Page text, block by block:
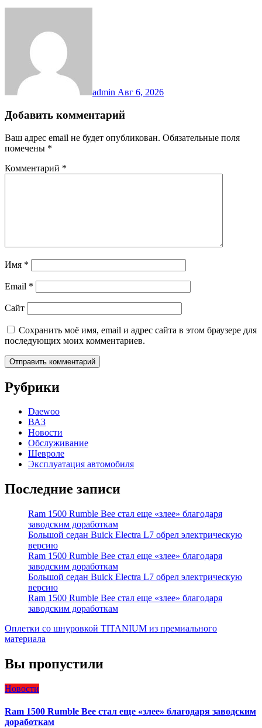
admin Авг 6, 2026
Добавить комментарий
Ваш адрес email не будет опубликован. Обязательные поля
помечены *
Комментарий *
Имя *
Email *
Сайт
Сохранить моё имя, email и адрес сайта в этом браузере для
последующих моих комментариев.
Рубрики
Daewoo
ВАЗ
Новости
Обслуживание
Шевроле
Эксплуатация автомобиля
Последние записи
Ram 1500 Rumble Bee стал еще «злее» благодаря
заводским доработкам
Большой седан Buick Electra L7 обрел электрическую
версию
Ram 1500 Rumble Bee стал еще «злее» благодаря
заводским доработкам
Большой седан Buick Electra L7 обрел электрическую
версию
Ram 1500 Rumble Bee стал еще «злее» благодаря
заводским доработкам
Оплетки со шнуровкой TITANIUM из премиального
материала
Вы пропустили
Новости
Ram 1500 Rumble Bee стал еще «злее» благодаря заводским
доработкам